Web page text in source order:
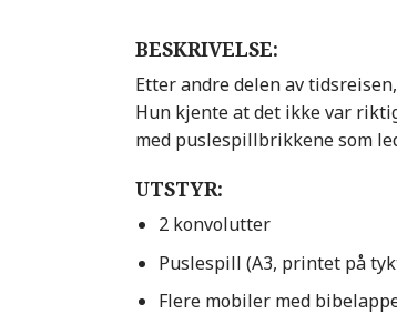
BESKRIVELSE:
Etter andre delen av
Hun kjente at det ikke var
med puslespillbrikkene som
UTSTYR:
2 konvolutter
Puslespill (A3, printet på
Flere mobiler med